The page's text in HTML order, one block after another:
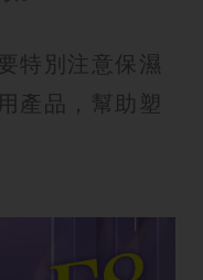
特別注意保濕
產品，幫助塑